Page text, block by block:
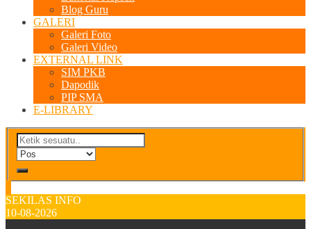
Blog Guru
GALERI
Galeri Foto
Galeri Video
EXTERNAL LINK
SIM PKB
Dapodik
PIP SMA
E-LIBRARY
SEKILAS INFO
10-08-2026